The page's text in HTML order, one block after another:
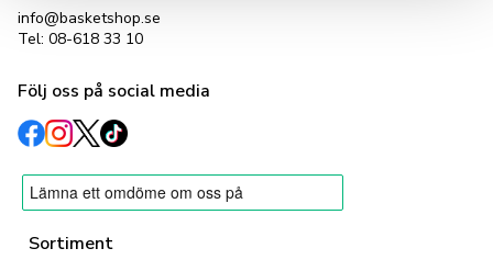
info@basketshop.se
Tel: 08-618 33 10
Följ oss på social media
Sortiment